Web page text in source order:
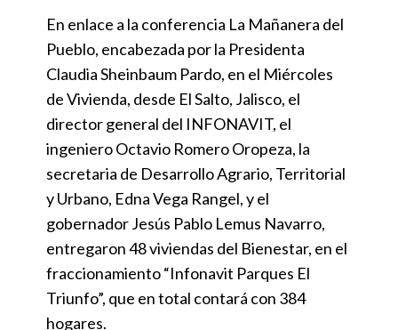
En enlace a la conferencia La Mañanera del
Pueblo, encabezada por la Presidenta
Claudia Sheinbaum Pardo, en el Miércoles
de Vivienda, desde El Salto, Jalisco, el
director general del INFONAVIT, el
ingeniero Octavio Romero Oropeza, la
secretaria de Desarrollo Agrario, Territorial
y Urbano, Edna Vega Rangel, y el
gobernador Jesús Pablo Lemus Navarro,
entregaron 48 viviendas del Bienestar, en el
fraccionamiento “Infonavit Parques El
Triunfo”, que en total contará con 384
hogares.